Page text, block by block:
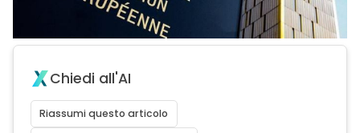
Chiedi all'AI
Riassumi questo articolo